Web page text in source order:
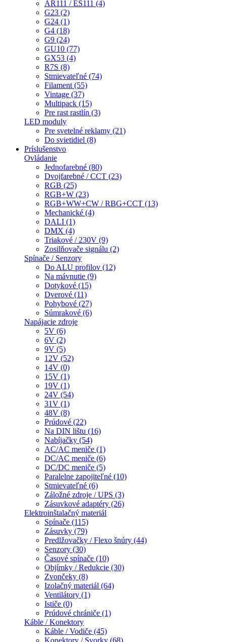
AR111 / ES111 (4)
G23 (2)
G24 (1)
G4 (18)
G9 (24)
GU10 (77)
GX53 (4)
R7S (8)
Stmievateľné (74)
Filament (55)
Vintage (37)
Multipack (15)
Pre rast rastlín (3)
LED moduly
Pre svetelné reklamy (21)
Do svietidiel (8)
Príslušenstvo
Ovládanie
Jednofarebné (80)
Dvojfarebné / CCT (23)
RGB (25)
RGB+W (23)
RGB+WW+CW / RBG+CCT (13)
Mechanické (4)
DALI (1)
DMX (4)
Triakové / 230V (9)
Zosilňovače signálu (2)
Spínače / Senzory
Do ALU profilov (12)
Na mávnutie (9)
Dotykové (15)
Dverové (11)
Pohybové (27)
Súmrakové (6)
Napájacie zdroje
5V (6)
6V (2)
9V (5)
12V (52)
14V (0)
15V (1)
19V (1)
24V (54)
31V (1)
48V (8)
Prúdové (22)
Na DIN lištu (16)
Nabíjačky (54)
AC/AC meniče (1)
DC/AC meniče (6)
DC/DC meniče (5)
Paralelne zapojiteľné (10)
Stmievateľné (6)
Záložné zdroje / UPS (3)
Zásuvkové adaptéry (26)
Elektroinštalačný materiál
Spínače (115)
Zásuvky (79)
Predlžovačky / Flexo šnúry (44)
Senzory (30)
Časové spínače (10)
Objímky / Redukcie (30)
Zvončeky (8)
Izolačný materiál (64)
Ventilátory (1)
Ističe (0)
Prúdové chrániče (1)
Káble / Konektory
Káble / Vodiče (45)
Konektory / Svorky (68)